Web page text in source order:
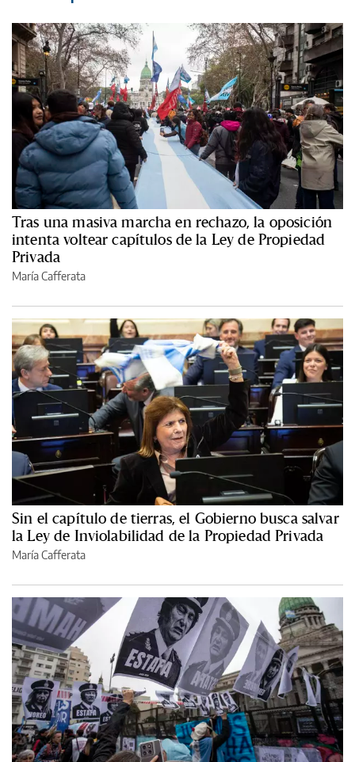
Tras una masiva marcha en rechazo, la oposición
intenta voltear capítulos de la Ley de Propiedad
Privada
María Cafferata
Sin el capítulo de tierras, el Gobierno busca salvar
la Ley de Inviolabilidad de la Propiedad Privada
María Cafferata